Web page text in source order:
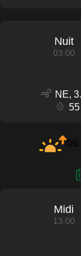
Nuit
03:00
NE,
Midi
13:00